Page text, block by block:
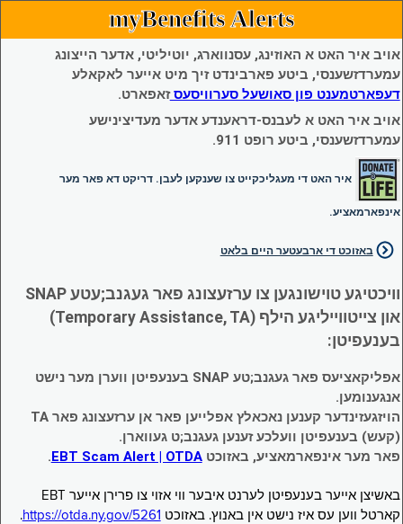
myBenefits Alerts
אויב איר האט א האוזינג, עסנווארג, יוטיליטי, אדער הייצונג
עמערדזשענסי, ביטע פארבינדט זיך מיט אייער לאקאלע
דעפארטמענט פון סאושעל סערוויסעסזאפארט.
אויב איר האט א לעבנס-דראענדע אדער מעדיצינישע
עמערדזשענסי, ביטע רופט 911.
איר האט די מעגליכקייט צו שענקען לעבן. דריקט דא פאר מער
אינפארמאציע.
באזוכט די ארבעטער היים בלאט
וויכטיגע טוישונגען צו ערזעצונג פאר געגנב;עטע SNAP
און צייטווייליגע הילף (Temporary Assistance, TA)
בענעפיטן:
אפליקאציעס פאר געגנב;טע SNAP בענעפיטן ווערן מער נישט
אנגענומען.
הויזגעזינדער קענען נאכאלץ אפּלייען פאר אן ערזעצונג פאר TA
(קעש) בענעפיטן וועלכע זענען געגנב;ט געווארן.
פאר מער אינפארמאציע, באזוכטEBT Scam Alert | OTDA
.
באשיצן אייער בענעפיטן לערנט איבער ווי אזוי צו פרירן אייער EBT
קארטל ווען עס איז נישט אין באנוץ. באזוכט https://otda.ny.gov/5261
.